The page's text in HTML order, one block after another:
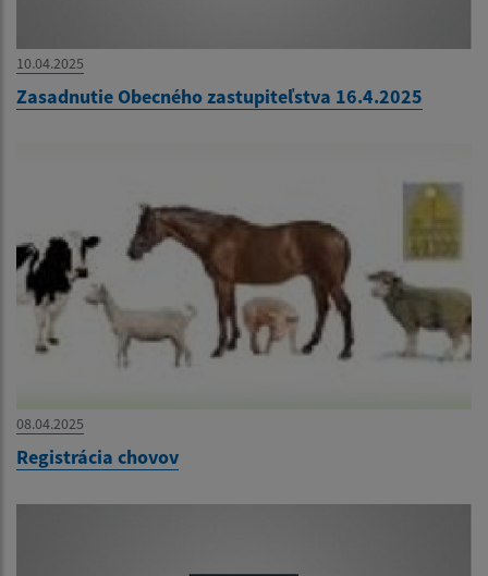
10.04.2025
Zasadnutie Obecného zastupiteľstva 16.4.2025
08.04.2025
Registrácia chovov